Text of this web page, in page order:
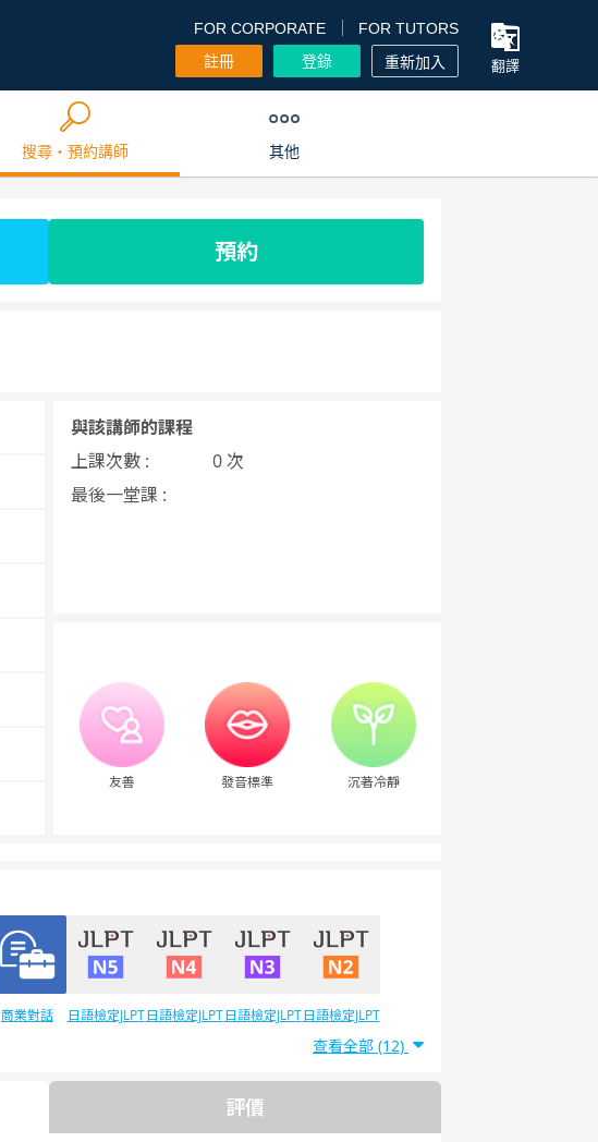
FOR CORPORATE
FOR TUTORS
註冊
登錄 重新加入 翻譯
搜尋・預約講師 其他
預約
與該講師的課程
上課次數 :
0 次
最後一堂課 :
友善 發音標準 沉著冷靜
商業對話
日語檢定JLPT日語檢定JLPT日語檢定JLPT日語檢定JLPT
查看全部 (12)
評價